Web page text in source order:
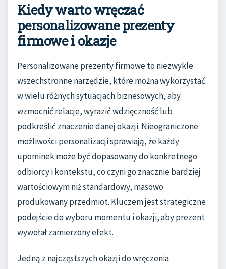
Kiedy warto wręczać
personalizowane prezenty
firmowe i okazje
Personalizowane prezenty firmowe to niezwykle
wszechstronne narzędzie, które można wykorzystać
w wielu różnych sytuacjach biznesowych, aby
wzmocnić relacje, wyrazić wdzięczność lub
podkreślić znaczenie danej okazji. Nieograniczone
możliwości personalizacji sprawiają, że każdy
upominek może być dopasowany do konkretnego
odbiorcy i kontekstu, co czyni go znacznie bardziej
wartościowym niż standardowy, masowo
produkowany przedmiot. Kluczem jest strategiczne
podejście do wyboru momentu i okazji, aby prezent
wywołał zamierzony efekt.
Jedną z najczęstszych okazji do wręczenia